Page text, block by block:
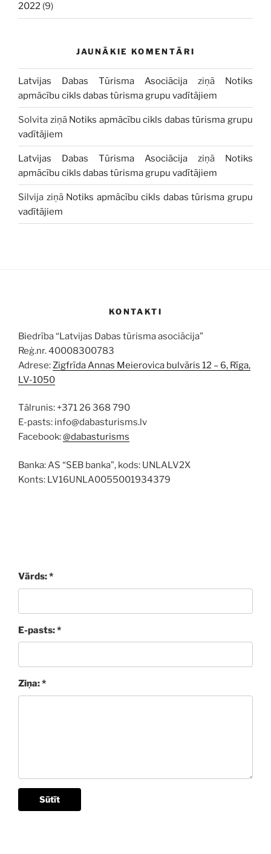
2022 (9)
JAUNĀKIE KOMENTĀRI
Latvijas Dabas Tūrisma Asociācija ziņā Notiks
apmācību cikls dabas tūrisma grupu vadītājiem
Solvita ziņā Notiks apmācību cikls dabas tūrisma grupu
vadītājiem
Latvijas Dabas Tūrisma Asociācija ziņā Notiks
apmācību cikls dabas tūrisma grupu vadītājiem
Silvija ziņā Notiks apmācību cikls dabas tūrisma grupu
vadītājiem
KONTAKTI
Biedrība “Latvijas Dabas tūrisma asociācija”
Reģ.nr. 40008300783
Adrese:Zigfrīda Annas Meierovica bulvāris 12 – 6, Rīga,
LV-1050
Tālrunis: +371 26 368 790
E-pasts: info@dabasturisms.lv
Facebook:@dabasturisms
Banka: AS “SEB banka”, kods: UNLALV2X
Konts: LV16UNLA0055001934379
Vārds: *
E-pasts: *
Ziņa: *
Sūtīt